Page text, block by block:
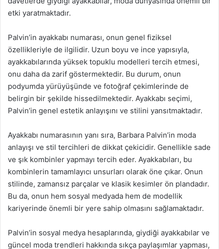
etki yaratmaktadır.
Palvin’in ayakkabı numarası, onun genel fiziksel
özellikleriyle de ilgilidir. Uzun boyu ve ince yapısıyla,
ayakkabılarında yüksek topuklu modelleri tercih etmesi,
onu daha da zarif göstermektedir. Bu durum, onun
podyumda yürüyüşünde ve fotoğraf çekimlerinde de
belirgin bir şekilde hissedilmektedir. Ayakkabı seçimi,
Palvin’in genel estetik anlayışını ve stilini yansıtmaktadır.
Ayakkabı numarasının yanı sıra, Barbara Palvin’in moda
anlayışı ve stil tercihleri de dikkat çekicidir. Genellikle sade
ve şık kombinler yapmayı tercih eder. Ayakkabıları, bu
kombinlerin tamamlayıcı unsurları olarak öne çıkar. Onun
stilinde, zamansız parçalar ve klasik kesimler ön plandadır.
Bu da, onun hem sosyal medyada hem de modellik
kariyerinde önemli bir yere sahip olmasını sağlamaktadır.
Palvin’in sosyal medya hesaplarında, giydiği ayakkabılar ve
güncel moda trendleri hakkında sıkça paylaşımlar yapması,